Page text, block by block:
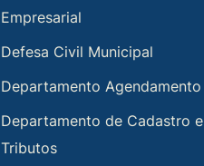
Empresarial
Defesa Civil Municipal
Departamento Agendamento
Departamento de Cadastro e
Tributos